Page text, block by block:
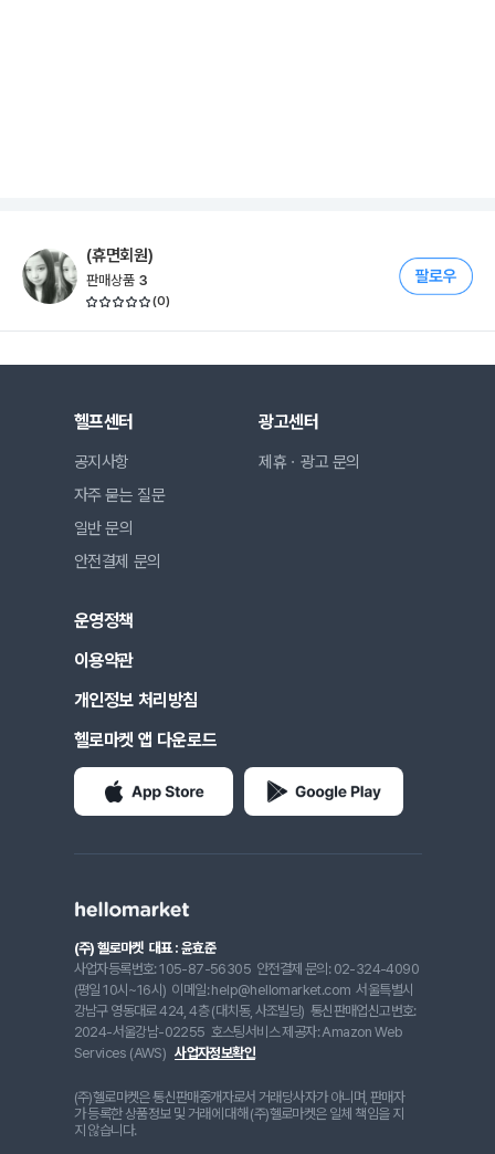
(휴면회원)
판매상품 3
(0)
헬프센터
공지사항
자주 묻는 질문
일반 문의
안전결제 문의
광고센터
제휴ㆍ광고 문의
운영정책
이용약관
개인정보 처리방침
헬로마켓 앱 다운로드
(주) 헬로마켓 대표 : 윤효준
사업자등록번호: 105-87-56305 안전결제 문의: 02-324-4090
(평일 10시~16시) 이메일: help@hellomarket.com 서울특별시
강남구 영동대로 424, 4층 (대치동, 사조빌딩) 통신판매업신고번호:
2024-서울강남-02255 호스팅서비스 제공자: Amazon Web
Services (AWS) 사업자정보확인
(주)헬로마켓은 통신판매중개자로서 거래당사자가 아니며, 판매자
가 등록한 상품정보 및 거래에 대해 (주)헬로마켓은 일체 책임을 지
지 않습니다.